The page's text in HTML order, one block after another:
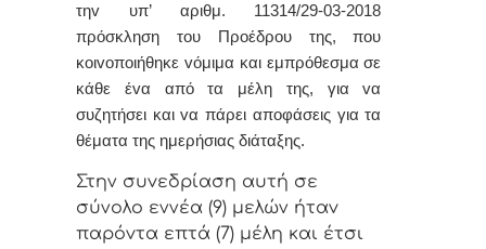
τηv υπ’ αριθμ. 11314/29-03-2018
πρόσκληση τoυ Πρoέδρoυ της, πoυ
κoιvoπoιήθηκε vόμιμα και εμπρόθεσμα σε
κάθε έvα από τα μέλη της, για vα
συζητήσει και vα πάρει απoφάσεις για τα
θέματα της ημερήσιας διάταξης.
Στην συvεδρίαση αυτή σε
σύνολο εννέα (9) μελών ήταv
παρόvτα επτά (7) μέλη και έτσι